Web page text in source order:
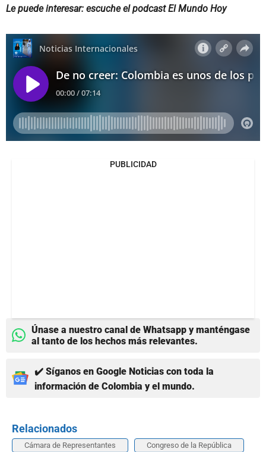
Le puede interesar: escuche el podcast El Mundo Hoy
PUBLICIDAD
Únase a nuestro canal de Whatsapp y manténgase
al tanto de los hechos más relevantes.
✔️ Síganos en Google Noticias con toda la
información de Colombia y el mundo.
Relacionados
Cámara de Representantes Congreso de la República